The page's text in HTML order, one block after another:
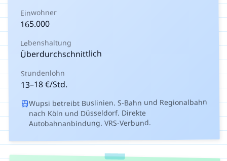
Einwohner
165.000
Lebenshaltung
Überdurchschnittlich
Stundenlohn
13–18€/Std.
Wupsi betreibt Buslinien. S-Bahn und Regionalbahn
nach Köln und Düsseldorf. Direkte
Autobahnanbindung. VRS-Verbund.